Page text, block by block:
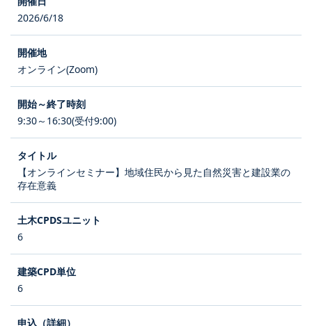
2026/6/18
オンライン(Zoom)
9:30～16:30(受付9:00)
【オンラインセミナー】地域住民から見た自然災害と建設業の
存在意義
6
6